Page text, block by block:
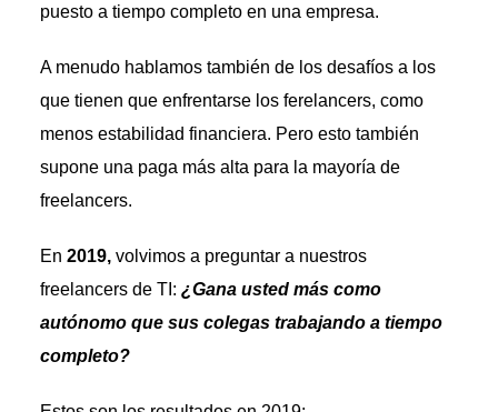
puesto a tiempo completo en una empresa.
A menudo hablamos también de los desafíos a los
que tienen que enfrentarse los ferelancers, como
menos estabilidad financiera. Pero esto también
supone una paga más alta para la mayoría de
freelancers.
En 2019,volvimos a preguntar a nuestros
freelancers de TI: ¿Gana usted más como
autónomo que sus colegas trabajando a tiempo
completo?